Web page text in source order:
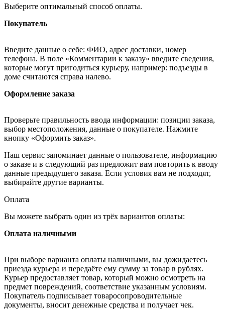
Выберите оптимальный способ оплаты.
Покупатель
Введите данные о себе: ФИО, адрес доставки, номер
телефона. В поле «Комментарии к заказу» введите сведения,
которые могут пригодиться курьеру, например: подъезды в
доме считаются справа налево.
Оформление заказа
Проверьте правильность ввода информации: позиции заказа,
выбор местоположения, данные о покупателе. Нажмите
кнопку «Оформить заказ».
Наш сервис запоминает данные о пользователе, информацию
о заказе и в следующий раз предложит вам повторить к вводу
данные предыдущего заказа. Если условия вам не подходят,
выбирайте другие варианты.
Оплата
Вы можете выбрать один из трёх вариантов оплаты:
Оплата наличными
При выборе варианта оплаты наличными, вы дожидаетесь
приезда курьера и передаёте ему сумму за товар в рублях.
Курьер предоставляет товар, который можно осмотреть на
предмет повреждений, соответствие указанным условиям.
Покупатель подписывает товаросопроводительные
документы, вносит денежные средства и получает чек.